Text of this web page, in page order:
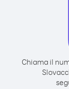
Chiama il